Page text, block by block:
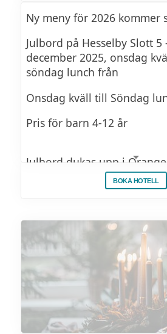
Ny meny för 2026 kommer
Julbord på Hesselby Slott 5
december 2025, onsdag
söndag lunch från
Onsdag kväll till Söndag
Pris för barn 4-12 år
Julbord dukas upp i
Priser kvällar
Julbord måndag & tisdag
förfrågan)
Julbord onsdag & torsdag
BOKA HOTELL